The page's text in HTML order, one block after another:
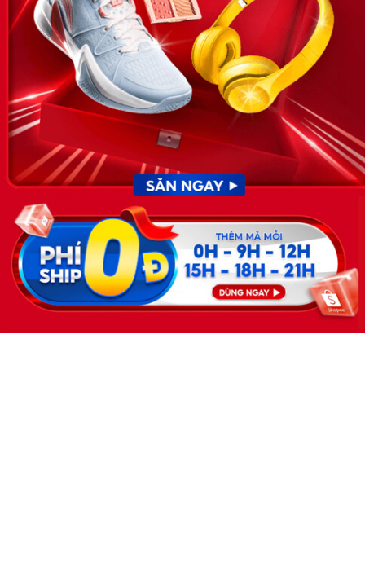
doanh nghiệp, nhân sự tuyển dụng, người đi làm, người tìm việc
cập nhật thông tin và đáp ứng được mong muốn của mình.
KẾT NỐI
Giấy phép hoạt động dịch vụ
việc làm số 54/2019/SLĐTBXH-
GP do Sở lao động thương
binh và xã hội cấp ngày 30
tháng 12 năm 2019.